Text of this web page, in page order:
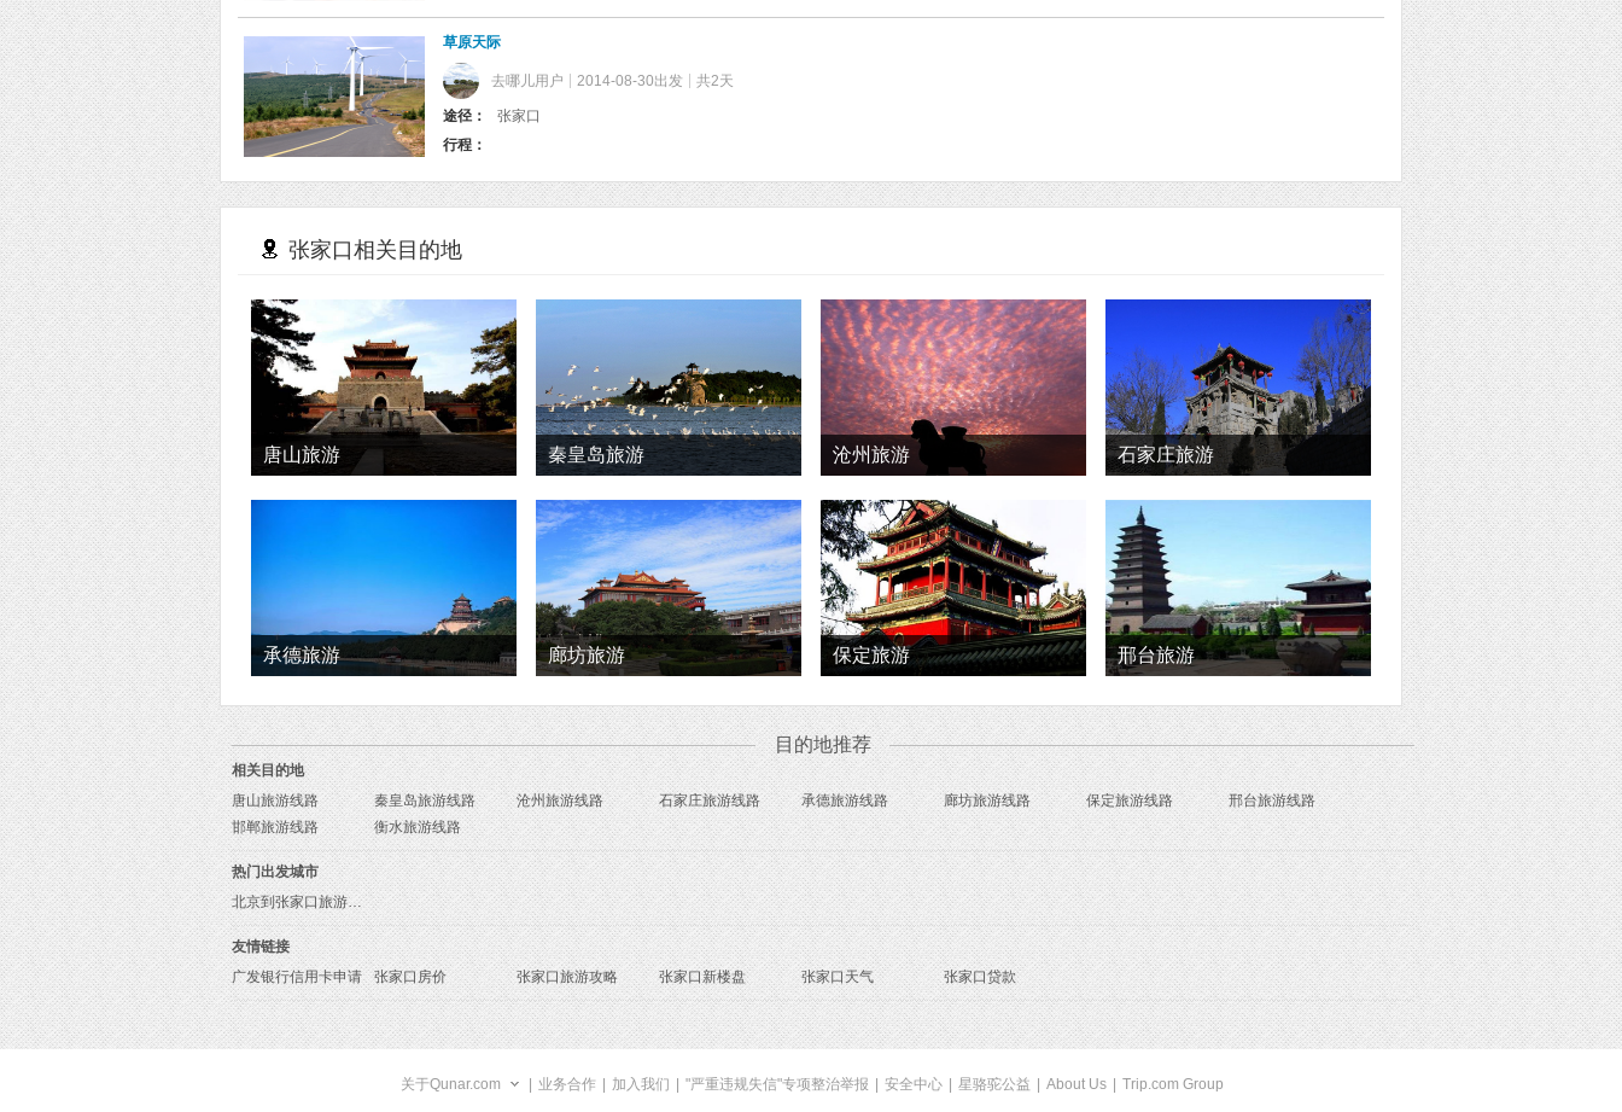
草原天际
去哪儿用户 2014-08-30出发 共2天
途径：
张家口
行程：
张家口相关目的地
唐山旅游 秦皇岛旅游 沧州旅游 石家庄旅游
承德旅游 廊坊旅游 保定旅游 邢台旅游
目的地推荐
相关目的地
唐山旅游线路
秦皇岛旅游线路 沧州旅游线路 石家庄旅游线路 承德旅游线路 廊坊旅游线路 保定旅游线路
邢台旅游线路
邯郸旅游线路
衡水旅游线路
热门出发城市
北京到张家口旅游报价
友情链接
广发银行信用卡申请
张家口房价 张家口旅游攻略 张家口新楼盘 张家口天气 张家口贷款
关于Qunar.com 业务合作 加入我们 "严重违规失信"专项整治举报 安全中心 星骆驼公益 About Us Trip.com Group